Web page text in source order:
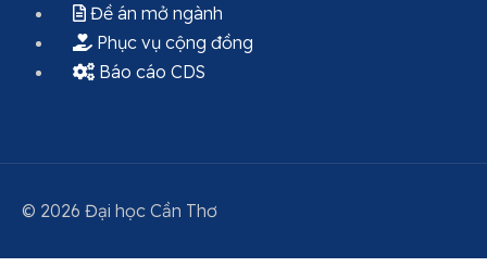
Đề án mở ngành
Phục vụ cộng đồng
Báo cáo CDS
© 2026 Đại học Cần Thơ